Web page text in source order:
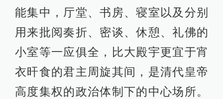
能集中，厅堂、书房、寝室以及分别
用来批阅奏折、密谈、休憩、礼佛的
小室等一应俱全，比大殿宇更宜于宵
衣旰食的君主周旋其间，是清代皇帝
高度集权的政治体制下的中心场所。